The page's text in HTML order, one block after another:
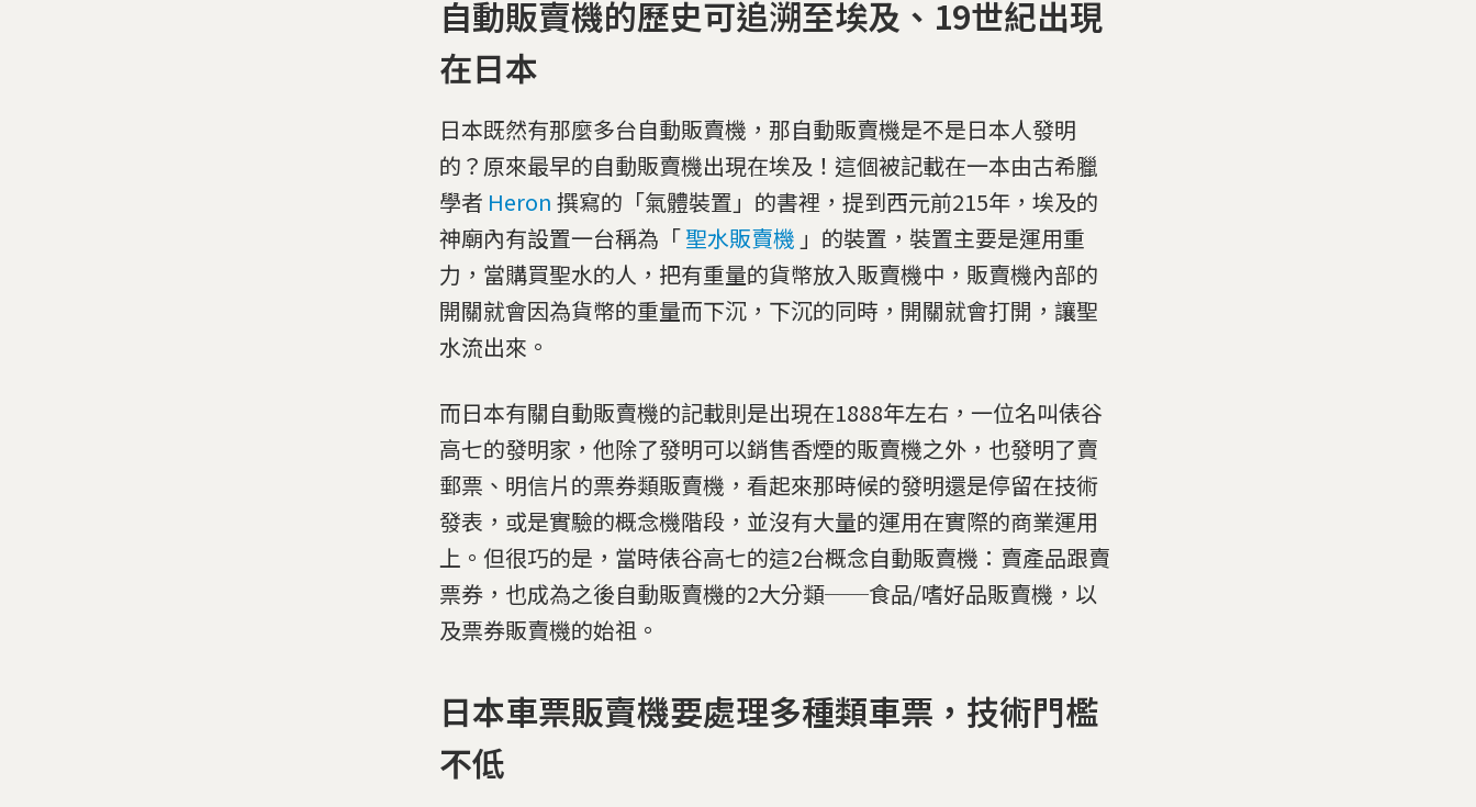
自動販賣機的歷史可追溯至埃及、19世紀出現
在日本
日本既然有那麼多台自動販賣機，那自動販賣機是不是日本人發明
的？原來最早的自動販賣機出現在埃及！這個被記載在一本由古希臘
學者 Heron 撰寫的「氣體裝置」的書裡，提到西元前215年，埃及的
神廟內有設置一台稱為「聖水販賣機 」的裝置，裝置主要是運用重
力，當購買聖水的人，把有重量的貨幣放入販賣機中，販賣機內部的
開關就會因為貨幣的重量而下沉，下沉的同時，開關就會打開，讓聖
水流出來。
而日本有關自動販賣機的記載則是出現在1888年左右，一位名叫俵谷
高七的發明家，他除了發明可以銷售香煙的販賣機之外，也發明了賣
郵票、明信片的票券類販賣機，看起來那時候的發明還是停留在技術
發表，或是實驗的概念機階段，並沒有大量的運用在實際的商業運用
上。但很巧的是，當時俵谷高七的這2台概念自動販賣機：賣產品跟賣
票券，也成為之後自動販賣機的2大分類──食品/嗜好品販賣機，以
及票券販賣機的始祖。
日本車票販賣機要處理多種類車票，技術門檻
不低